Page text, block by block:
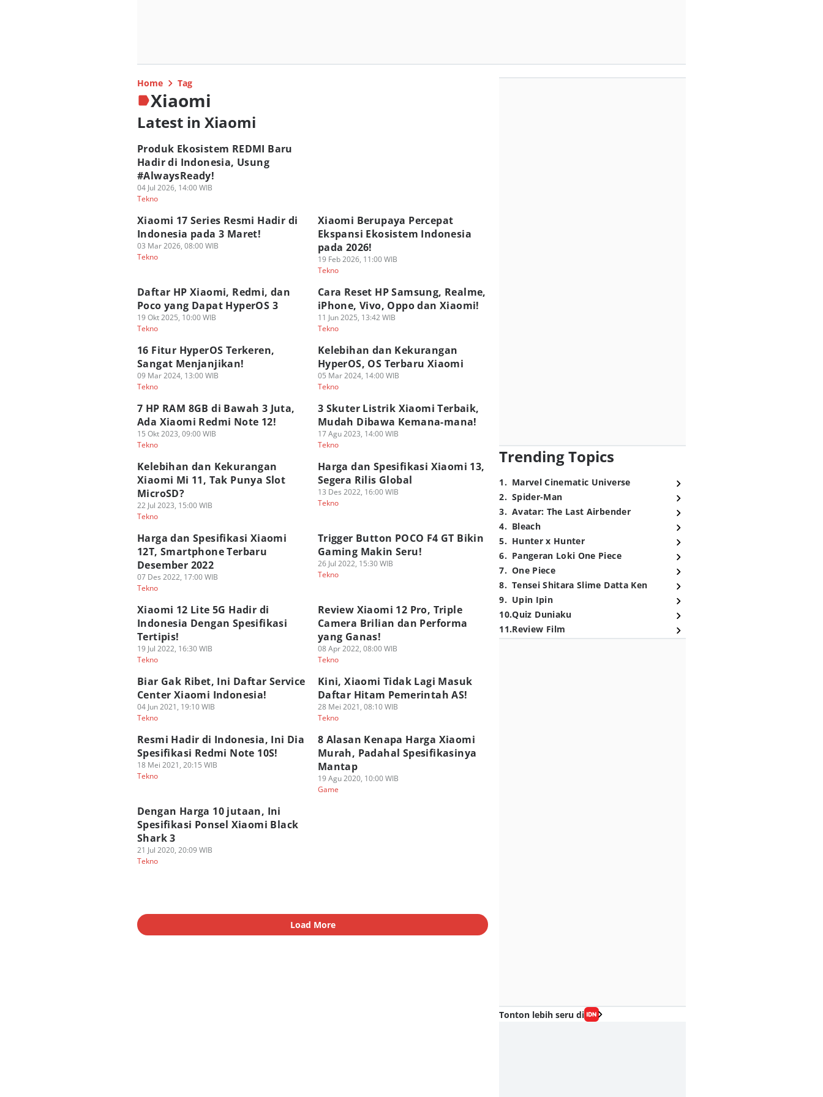
Home Tag
Xiaomi
Latest in Xiaomi
Produk Ekosistem REDMI Baru
Hadir di Indonesia, Usung
#AlwaysReady!
04 Jul 2026, 14:00 WIB
Tekno
Xiaomi 17 Series Resmi Hadir di
Indonesia pada 3 Maret!
03 Mar 2026, 08:00 WIB
Tekno
Xiaomi Berupaya Percepat
Ekspansi Ekosistem Indonesia
pada 2026!
19 Feb 2026, 11:00 WIB
Tekno
Daftar HP Xiaomi, Redmi, dan
Poco yang Dapat HyperOS 3
19 Okt 2025, 10:00 WIB
Tekno
Cara Reset HP Samsung, Realme,
iPhone, Vivo, Oppo dan Xiaomi!
11 Jun 2025, 13:42 WIB
Tekno
16 Fitur HyperOS Terkeren,
Sangat Menjanjikan!
09 Mar 2024, 13:00 WIB
Tekno
Kelebihan dan Kekurangan
HyperOS, OS Terbaru Xiaomi
05 Mar 2024, 14:00 WIB
Tekno
7 HP RAM 8GB di Bawah 3 Juta,
Ada Xiaomi Redmi Note 12!
15 Okt 2023, 09:00 WIB
Tekno
3 Skuter Listrik Xiaomi Terbaik,
Mudah Dibawa Kemana-mana!
17 Agu 2023, 14:00 WIB
Tekno
Kelebihan dan Kekurangan
Xiaomi Mi 11, Tak Punya Slot
MicroSD?
22 Jul 2023, 15:00 WIB
Tekno
Harga dan Spesifikasi Xiaomi 13,
Segera Rilis Global
13 Des 2022, 16:00 WIB
Tekno
Harga dan Spesifikasi Xiaomi
12T, Smartphone Terbaru
Desember 2022
07 Des 2022, 17:00 WIB
Tekno
Trigger Button POCO F4 GT Bikin
Gaming Makin Seru!
26 Jul 2022, 15:30 WIB
Tekno
Xiaomi 12 Lite 5G Hadir di
Indonesia Dengan Spesifikasi
Tertipis!
19 Jul 2022, 16:30 WIB
Tekno
Review Xiaomi 12 Pro, Triple
Camera Brilian dan Performa
yang Ganas!
08 Apr 2022, 08:00 WIB
Tekno
Biar Gak Ribet, Ini Daftar Service
Center Xiaomi Indonesia!
04 Jun 2021, 19:10 WIB
Tekno
Kini, Xiaomi Tidak Lagi Masuk
Daftar Hitam Pemerintah AS!
28 Mei 2021, 08:10 WIB
Tekno
Resmi Hadir di Indonesia, Ini Dia
Spesifikasi Redmi Note 10S!
18 Mei 2021, 20:15 WIB
Tekno
8 Alasan Kenapa Harga Xiaomi
Murah, Padahal Spesifikasinya
Mantap
19 Agu 2020, 10:00 WIB
Game
Dengan Harga 10 jutaan, Ini
Spesifikasi Ponsel Xiaomi Black
Shark 3
21 Jul 2020, 20:09 WIB
Tekno
Load More
Trending Topics
1. Marvel Cinematic Universe
2. Spider-Man
3. Avatar: The Last Airbender
4. Bleach
5. Hunter x Hunter
6. Pangeran Loki One Piece
7. One Piece
8. Tensei Shitara Slime Datta Ken
9. Upin Ipin
10.Quiz Duniaku
11.Review Film
Tonton lebih seru di